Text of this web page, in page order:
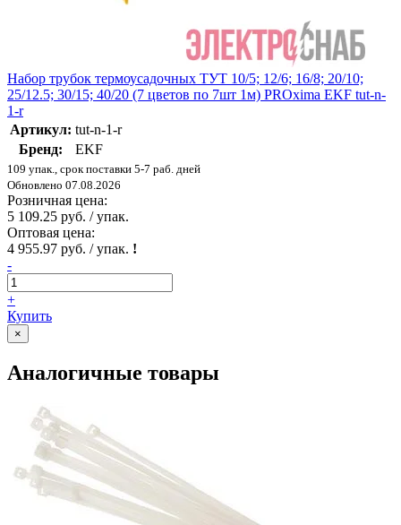
Набор трубок термоусадочных ТУТ 10/5; 12/6; 16/8; 20/10;
25/12.5; 30/15; 40/20 (7 цветов по 7шт 1м) PROxima EKF tut-n-
1-r
Артикул: tut-n-1-r
Бренд:
EKF
109 упак., срок поставки 5-7 раб. дней
Обновлено 07.08.2026
Розничная цена:
5 109.25 руб. / упак.
Оптовая цена:
4 955.97 руб. / упак. !
-
+
Купить
×
Аналогичные товары